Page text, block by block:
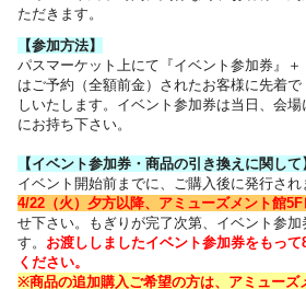
ただきます。
【参加方法】
パスマーケット上にて『イベント参加券』
はご予約（全額前金）されたお客様に先着
しいたします。イベント参加券は当日、会
にお持ち下さい。
【イベント参加券・商品の引き換えに関して
イベント開始前までに、ご購入後に発行され
4/22（火）夕方以降、 アミューズメント館
せ下さい。もぎりが完了次第、イベント参加
す。 お渡ししましたイベント参加券をもっ
ください。
※商品の追加購入ご希望の方は、 アミューズ